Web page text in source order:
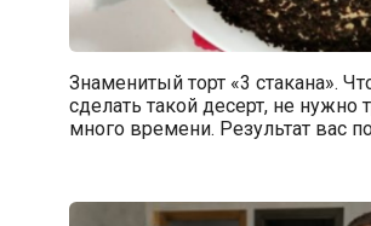
Знаменитый торт «3 стакана».
сделать такой десерт, не нужно
много времени. Результат вас